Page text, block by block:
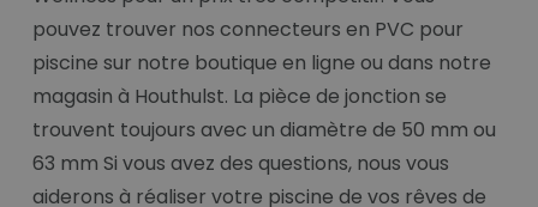
pouvez trouver nos connecteurs en PVC pour
piscine sur notre boutique en ligne ou dans notre
magasin à Houthulst. La pièce de jonction se
trouvent toujours avec un diamètre de 50 mm ou
63 mm Si vous avez des questions, nous vous
aiderons à réaliser votre piscine de vos rêves de